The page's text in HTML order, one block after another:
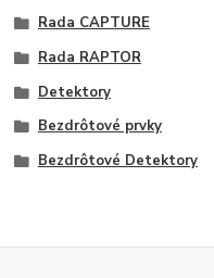
Rada CAPTURE
Rada RAPTOR
Detektory
Bezdrôtové prvky
Bezdrôtové Detektory